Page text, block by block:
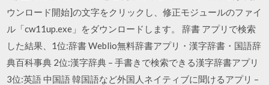
ウンロード開始]の文字をクリックし、修正モジュールのファイ
ル「cw11up.exe」をダウンロードします。 辞書 アプリで検索
した結果、1位:辞書 Weblio無料辞書アプリ・漢字辞書・国語辞
典百科事典 2位:漢字辞典 – 手書きで検索できる漢字辞書アプリ
3位:英語 中国語 韓国語など外国人ネイティブに聞けるアプリ –